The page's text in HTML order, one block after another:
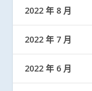
2022 年 8 月
2022 年 7 月
2022 年 6 月